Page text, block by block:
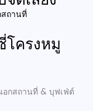
โครงหมู
อกสถานที่ & บุฟเฟ่ต์